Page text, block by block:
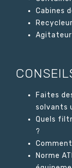
Cabines
Faites
solvants
Quels
?
Norme